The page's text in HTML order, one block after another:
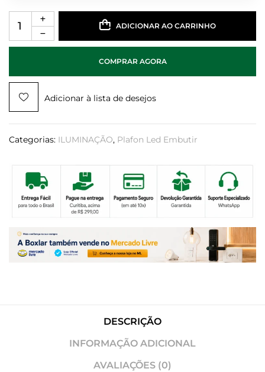
ADICIONAR AO CARRINHO
COMPRAR AGORA
Adicionar à lista de desejos
Categorias: ILUMINAÇÃO, Plafon Led Embutir
DESCRIÇÃO
INFORMAÇÃO ADICIONAL
AVALIAÇÕES (0)